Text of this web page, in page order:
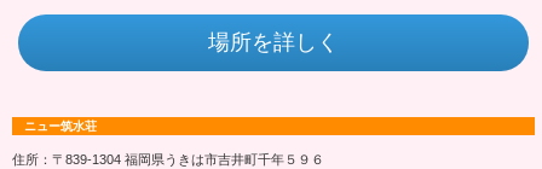
場所を詳しく
ニュー筑水荘
住所：〒839-1304 福岡県うきは市吉井町千年５９６